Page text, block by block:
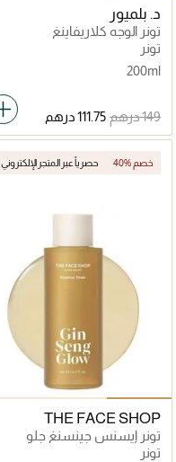
د. بلميور
تونر الوجه كلاريفاينغ
تونر
200ml
40% خصم حصرياً عبر المتجر الإلكتروني
THE FACE SHOP
تونر إيسنس جينسنغ جلو
تونر